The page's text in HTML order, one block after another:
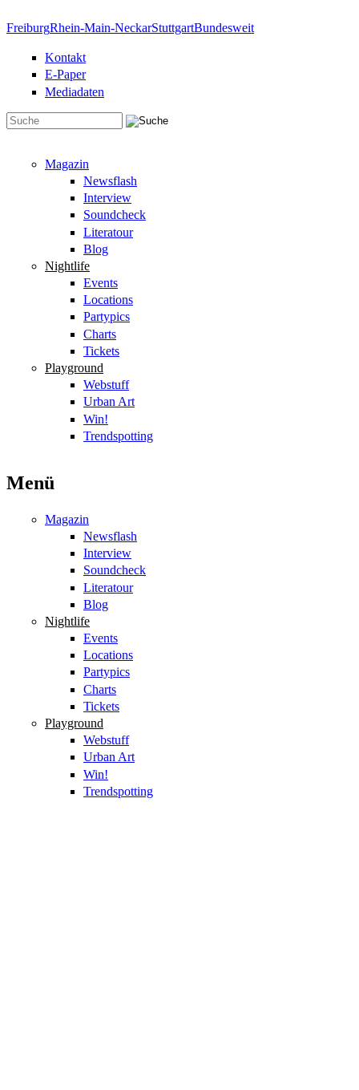
FreiburgRhein-Main-NeckarStuttgartBundesweit
Kontakt
E-Paper
Mediadaten
Magazin
Newsflash
Interview
Soundcheck
Literatour
Blog
Nightlife
Events
Locations
Partypics
Charts
Tickets
Playground
Webstuff
Urban Art
Win!
Trendspotting
Menü
Magazin
Newsflash
Interview
Soundcheck
Literatour
Blog
Nightlife
Events
Locations
Partypics
Charts
Tickets
Playground
Webstuff
Urban Art
Win!
Trendspotting